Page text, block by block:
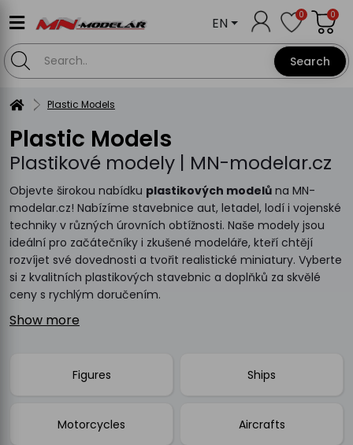
Search
EN 0 0
Plastic Models
Plastic Models
Plastikové modely | MN-modelar.cz
Objevte širokou nabídku plastikových modelů na MN-
modelar.cz! Nabízíme stavebnice aut, letadel, lodí i vojenské
techniky v různých úrovních obtížnosti. Naše modely jsou
ideální pro začátečníky i zkušené modeláře, kteří chtějí
rozvíjet své dovednosti a tvořit realistické miniatury. Vyberte
si z kvalitních plastikových stavebnic a doplňků za skvělé
ceny s rychlým doručením.
Show more
Figures Ships
Motorcycles Aircrafts